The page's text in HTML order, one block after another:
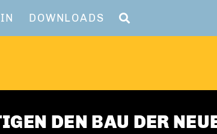
DOWNLOADS
DEN BAU DER